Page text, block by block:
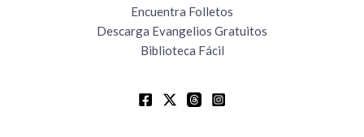
Encuentra Folletos
Descarga Evangelios Gratuitos
Biblioteca Fácil